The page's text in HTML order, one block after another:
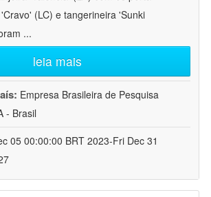
(LC) e tangerineira 'Sunki
...
leia mais
Empresa Brasileira de Pesquisa
- Brasil
05 00:00:00 BRT 2023-Fri Dec 31